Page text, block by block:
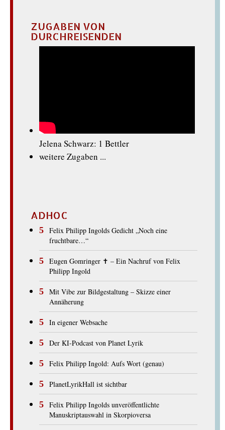
ZUGABEN VON
DURCHREISENDEN
Jelena Schwarz: 1 Bettler
weitere Zugaben ...
ADHOC
Felix Philipp Ingolds Gedicht „Noch eine
fruchtbare…“
Eugen Gomringer ✝︎ – Ein Nachruf von Felix
Philipp Ingold
Mit Vibe zur Bildgestaltung – Skizze einer
Annäherung
In eigener Websache
Der KI-Podcast von Planet Lyrik
Felix Philipp Ingold: Aufs Wort (genau)
PlanetLyrikHall ist sichtbar
Felix Philipp Ingolds unveröffentlichte
Manuskriptauswahl in Skorpioversa